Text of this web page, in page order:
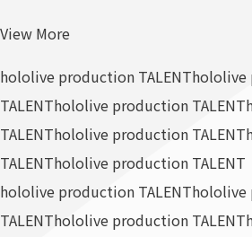
View More
hololive production TALENThololive
TALENThololive production TALENT
TALENThololive production TALENT
TALENThololive production TALENT
hololive production TALENThololive
TALENThololive production TALENT